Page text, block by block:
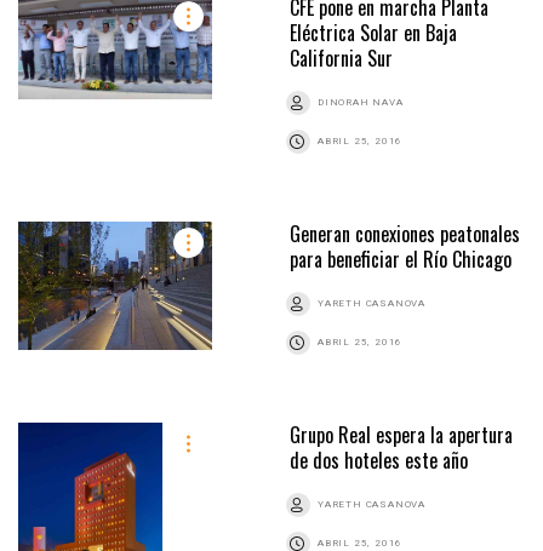
CFE pone en marcha Planta
Eléctrica Solar en Baja
California Sur
DINORAH NAVA
ABRIL 25, 2016
Generan conexiones peatonales
para beneficiar el Río Chicago
YARETH CASANOVA
ABRIL 25, 2016
Grupo Real espera la apertura
de dos hoteles este año
YARETH CASANOVA
ABRIL 25, 2016